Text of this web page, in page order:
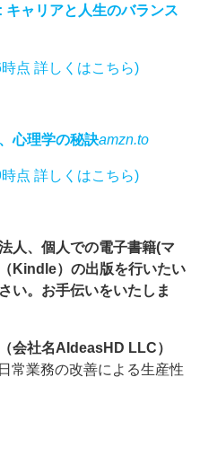
ャリアと人生のバランス
点 詳しくはこちら)
心理学の秘訣amzn.to
点 詳しくはこちら)
人、個人での電子書籍(マ
Kindle）の出版を行いたい
い。お手伝いをいたしま
会社名AIdeasHD LLC）
常業務の改善による生産性